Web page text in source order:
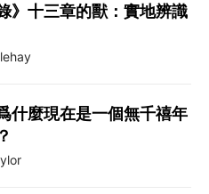
》十三章的獸：實地辨識
什麼現在是一個無千禧年